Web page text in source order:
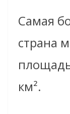
Самая
страна
км².